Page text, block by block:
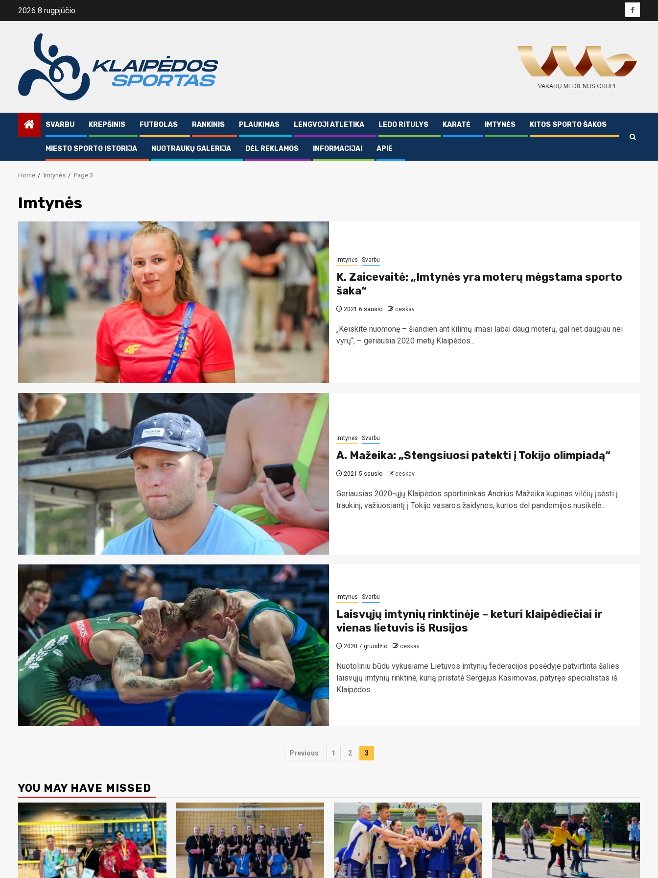
2026 8 rugpjūčio
SVARBU KREPŠINIS FUTBOLAS RANKINIS PLAUKIMAS LENGVOJI ATLETIKA LEDO RITULYS KARATĖ IMTYNĖS KITOS SPORTO ŠAKOS
MIESTO SPORTO ISTORIJA NUOTRAUKŲ GALERIJA DĖL REKLAMOS INFORMACIJAI APIE
Home Imtynės Page 3
Imtynės
Imtynės Svarbu
K. Zaicevaitė: „Imtynės yra moterų mėgstama sporto
šaka“
2021 6 sausio ceskav
„Keiskite nuomonę – šiandien ant kilimų imasi labai daug moterų, gal net daugiau nei
vyrų“, – geriausia 2020 metų Klaipėdos...
Imtynės Svarbu
A. Mažeika: „Stengsiuosi patekti į Tokijo olimpiadą“
2021 5 sausio ceskav
Geriausias 2020-ųjų Klaipėdos sportininkas Andrius Mažeika kupinas vilčių įsėsti į
traukinį, važiuosiantį į Tokijo vasaros žaidynes, kurios dėl pandemijos nusikėlė...
Imtynės Svarbu
Laisvųjų imtynių rinktinėje – keturi klaipėdiečiai ir
vienas lietuvis iš Rusijos
2020 7 gruodžio ceskav
Nuotoliniu būdu vykusiame Lietuvos imtynių federacijos posėdyje patvirtinta šalies
laisvųjų imtynių rinktinė, kurią pristatė Sergejus Kasimovas, patyręs specialistas iš
Klaipėdos....
Įrašų
Previous 1 2 3
YOU MAY HAVE MISSED